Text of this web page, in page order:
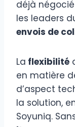
déjà
les leaders
envois de
La flexibilité
en matière
d’aspect
la solution,
Soyuniq.